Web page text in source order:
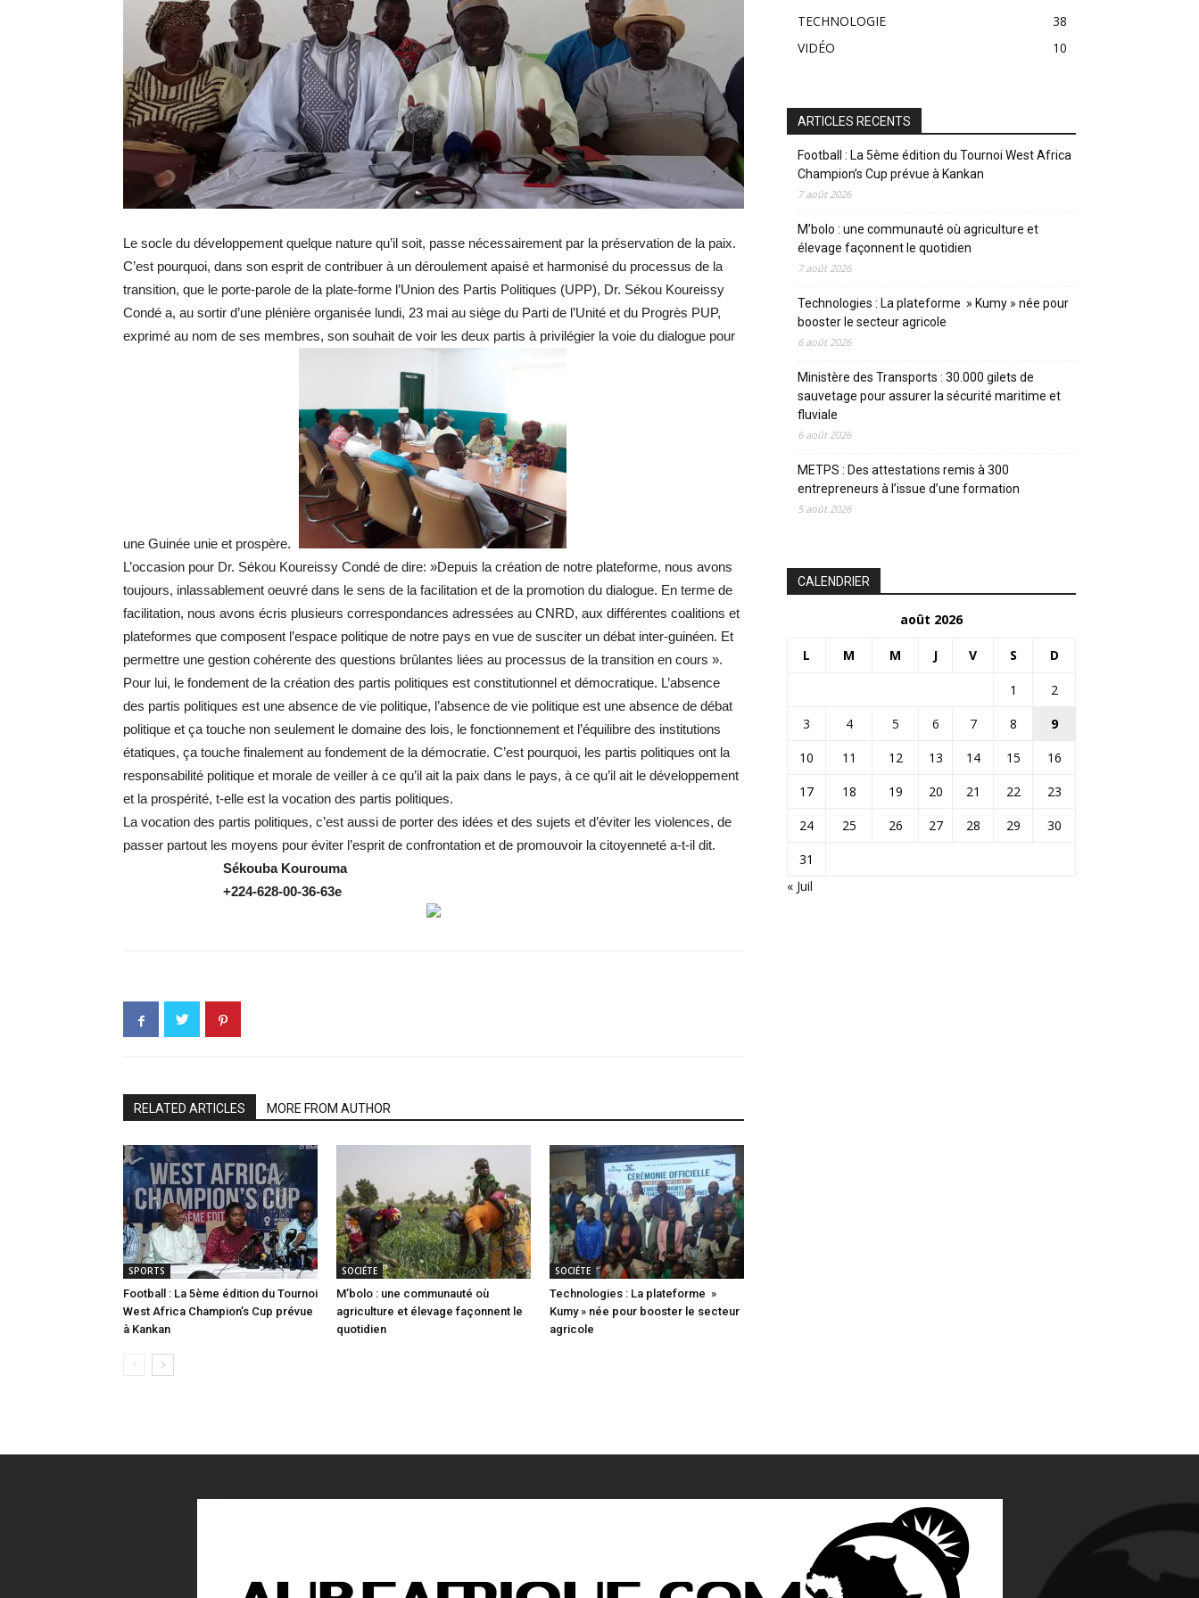
Le socle du développement quelque nature qu’il soit, passe nécessairement par la préservation de la paix.
C’est pourquoi, dans son esprit de contribuer à un déroulement apaisé et harmonisé du processus de la
transition, que le porte-parole de la plate-forme l’Union des Partis Politiques (UPP), Dr. Sékou Koureissy
Condé a, au sortir d’une plénière organisée lundi, 23 mai au siège du Parti de l’Unité et du Progrès PUP,
exprimé au nom de ses membres, son souhait de voir les deux partis à privilégier la voie du dialogue pour
une Guinée unie et prospère.
L’occasion pour Dr. Sékou Koureissy Condé de dire: »Depuis la création de notre plateforme, nous avons
toujours, inlassablement oeuvré dans le sens de la facilitation et de la promotion du dialogue. En terme de
facilitation, nous avons écris plusieurs correspondances adressées au CNRD, aux différentes coalitions et
plateformes que composent l’espace politique de notre pays en vue de susciter un débat inter-guinéen. Et
permettre une gestion cohérente des questions brûlantes liées au processus de la transition en cours ».
Pour lui, le fondement de la création des partis politiques est constitutionnel et démocratique. L’absence
des partis politiques est une absence de vie politique, l’absence de vie politique est une absence de débat
politique et ça touche non seulement le domaine des lois, le fonctionnement et l’équilibre des institutions
étatiques, ça touche finalement au fondement de la démocratie. C’est pourquoi, les partis politiques ont la
responsabilité politique et morale de veiller à ce qu’il ait la paix dans le pays, à ce qu’il ait le développement
et la prospérité, t-elle est la vocation des partis politiques.
La vocation des partis politiques, c’est aussi de porter des idées et des sujets et d’éviter les violences, de
passer partout les moyens pour éviter l’esprit de confrontation et de promouvoir la citoyenneté a-t-il dit.
Sékouba Kourouma
+224-628-00-36-63e
RELATED ARTICLES MORE FROM AUTHOR
SPORTS
Football : La 5ème édition du Tournoi
West Africa Champion’s Cup prévue
à Kankan
SOCIÉTE
M’bolo : une communauté où
agriculture et élevage façonnent le
quotidien
SOCIÉTE
Technologies : La plateforme »
Kumy » née pour booster le secteur
agricole
TECHNOLOGIE
38
VIDÉO
10
ARTICLES RECENTS
Football : La 5ème édition du Tournoi West Africa
Champion’s Cup prévue à Kankan
7 août 2026
M’bolo : une communauté où agriculture et
élevage façonnent le quotidien
7 août 2026
Technologies : La plateforme » Kumy » née pour
booster le secteur agricole
6 août 2026
Ministère des Transports : 30.000 gilets de
sauvetage pour assurer la sécurité maritime et
fluviale
6 août 2026
METPS : Des attestations remis à 300
entrepreneurs à l’issue d’une formation
5 août 2026
CALENDRIER
août 2026
L M M J V S D
1
2
3
4 5 6 7 8
9
10
11 12 13 14 15
16
17
18 19 20 21 22
23
24
25 26 27 28 29
30
31
« Juil